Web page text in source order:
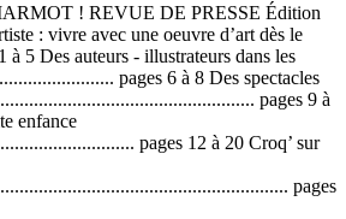
! REVUE DE PRESSE Édition
: vivre avec une oeuvre d’art dès le
à 5 Des auteurs - illustrateurs dans les
pages 6 à 8 Des spectacles
pages 9 à
enfance
pages 12 à 20 Croq’ sur
pages